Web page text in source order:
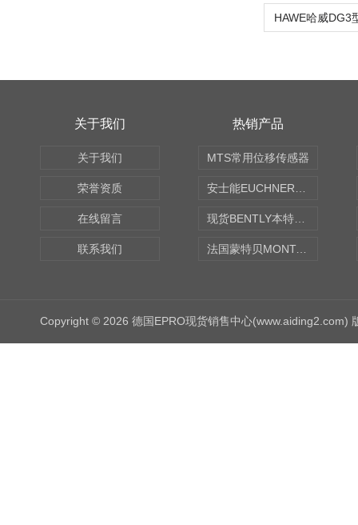
关于我们
关于我们
荣誉资质
在线留言
联系我们
热销产品
MTS常用位移传感器
法国蒙特贝MONTABERT打壳机凿岩机Z92
Copyright © 2026 德国EPRO现货销售中心(www.aiding2.com)